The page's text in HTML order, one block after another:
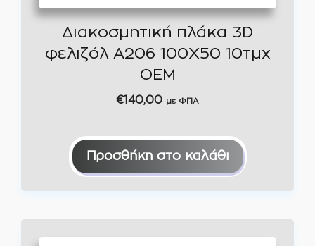
Διακοσμητική πλάκα 3D
φελιζόλ A206 100Χ50 10τμχ
OEM
€140,00 με ΦΠΑ
Προσθήκη στο καλάθι